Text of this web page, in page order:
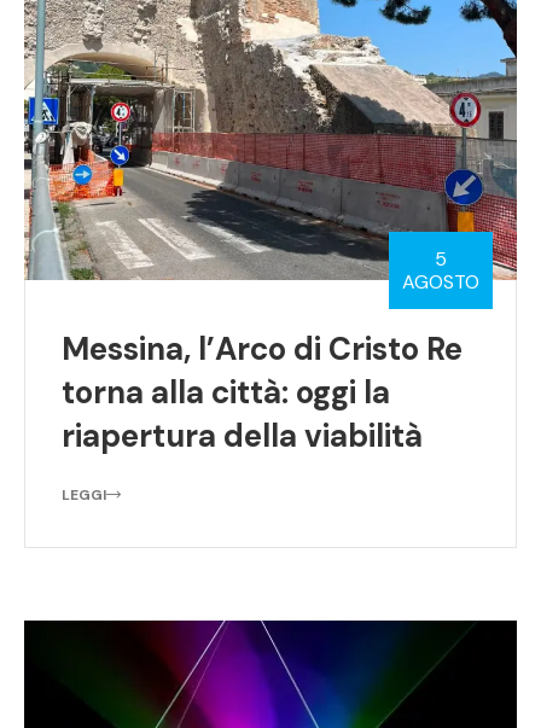
5
AGOSTO
Messina, l’Arco di Cristo Re
torna alla città: oggi la
riapertura della viabilità
LEGGI